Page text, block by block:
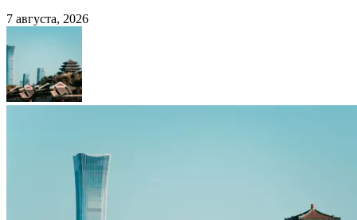
7 августа, 2026